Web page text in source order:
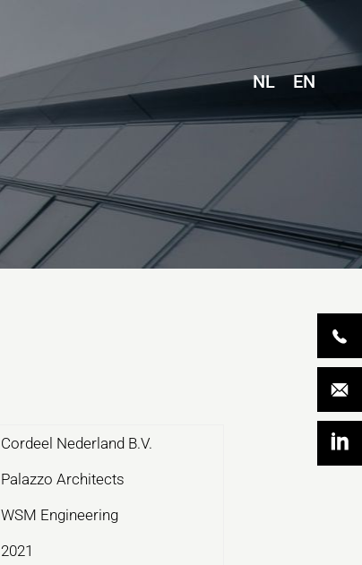
NL EN
Cordeel Nederland B.V.
Palazzo Architects
WSM Engineering
2021